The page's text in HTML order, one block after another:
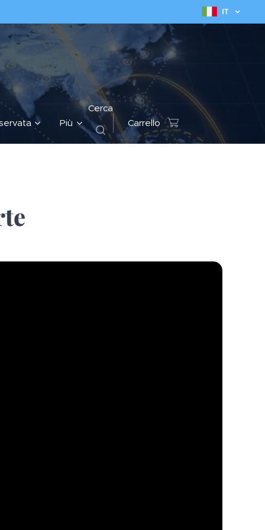
IT
Più
Cerca
Carrello